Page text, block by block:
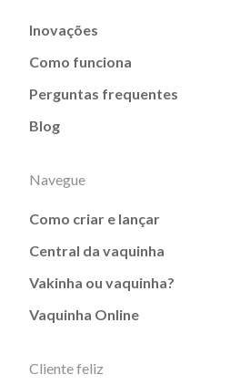
Inovações
Como funciona
Perguntas frequentes
Blog
Navegue
Como criar e lançar
Central da vaquinha
Vakinha ou vaquinha?
Vaquinha Online
Cliente feliz